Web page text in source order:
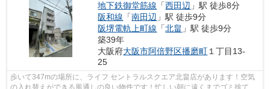
地下鉄御堂筋線 「西田辺 」駅 徒歩8分
阪和線 「南田辺 」駅 徒歩9分
阪堺電軌上町線 「北畠 」駅 徒歩9分
築39年
大阪府大阪市阿倍野区播磨町１丁目13-
25
歩いて347mの場所に、ライフ セントラルスクエア北畠店があります！空気